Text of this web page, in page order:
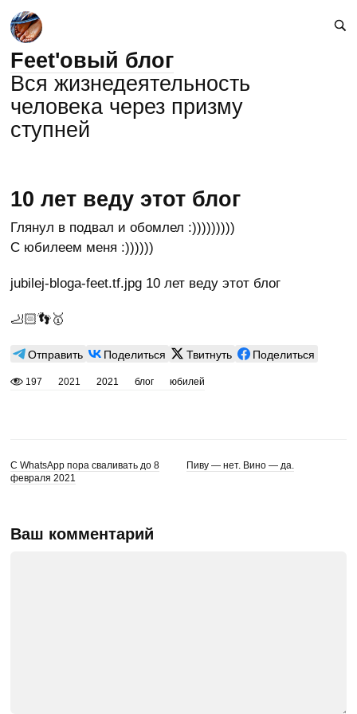
Feet'овый блог
Вся жизнедеятельность
человека через призму
ступней
10 лет веду этот блог
Глянул в подвал и обомлел :)))))))))
С юбилеем меня :))))))
jubilej-bloga-feet.tf.jpg 10 лет веду этот блог
🦶🏻👣🥇
Отправить Поделиться Твитнуть Поделиться
197 2021 2021 блог юбилей
С WhatsApp пора сваливать до 8
февраля 2021
Пиву — нет. Вино — да.
Ваш комментарий